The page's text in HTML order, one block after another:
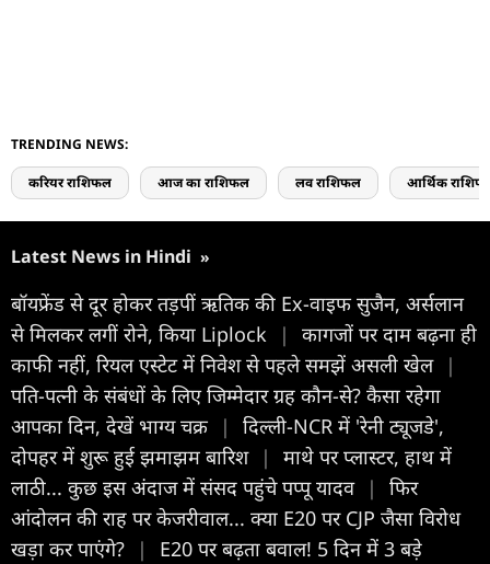
TRENDING NEWS:
करियर राशिफल आज का राशिफल लव राशिफल आर्थिक
Latest News in Hindi »
बॉयफ्रेंड से दूर होकर तड़पीं ऋतिक की Ex-वाइफ सुजैन, अर्सलान
से मिलकर लगीं रोने, किया Liplock
|
कागजों पर दाम बढ़ना ही
काफी नहीं, रियल एस्टेट में निवेश से पहले समझें असली खेल |
पत‍ि-पत्नी के संबंधों के ल‍िए ज‍िम्मेदार ग्रह कौन-से? कैसा रहेगा
आपका द‍िन, देखें भाग्य चक्र
|
दिल्ली-NCR में 'रेनी ट्यूजडे',
दोपहर में शुरू हुई झमाझम बारिश |
माथे पर प्लास्टर, हाथ में
लाठी... कुछ इस अंदाज में संसद पहुंचे पप्पू यादव |
फिर
आंदोलन की राह पर केजरीवाल... क्या E20 पर CJP जैसा विरोध
खड़ा कर पाएंगे?
|
E20 पर बढ़ता बवाल! 5 दिन में 3 बड़े